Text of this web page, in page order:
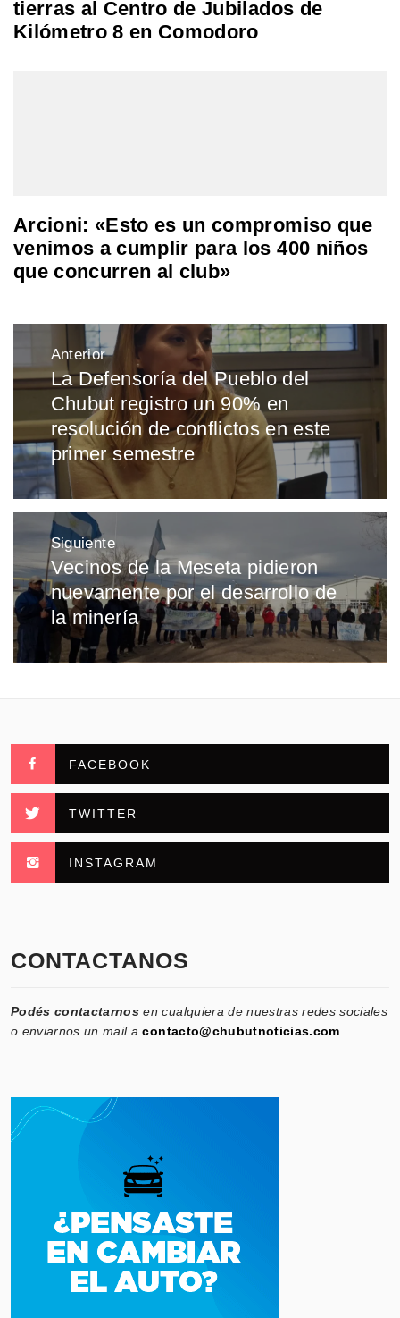
tierras al Centro de Jubilados de
Kilómetro 8 en Comodoro
Arcioni: «Esto es un compromiso que
venimos a cumplir para los 400 niños
que concurren al club»
Navegación
de
entradas
Anterior
Entrada
anterior:
La Defensoría del Pueblo del
Chubut registro un 90% en
resolución de conflictos en este
primer semestre
Siguiente
Entrada
siguiente:
Vecinos de la Meseta pidieron
nuevamente por el desarrollo de
la minería
FACEBOOK
TWITTER
INSTAGRAM
CONTACTANOS
Podés contactarnos en cualquiera de nuestras redes sociales
o enviarnos un mail acontacto@chubutnoticias.com